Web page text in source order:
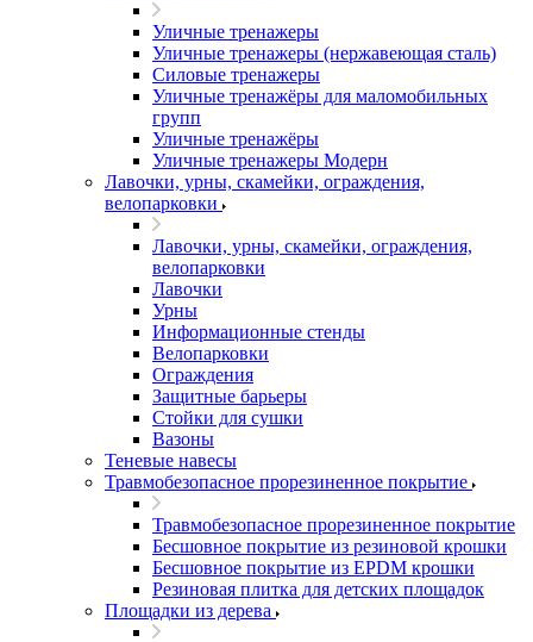
Уличные тренажеры
Уличные тренажеры (нержавеющая сталь)
Силовые тренажеры
Уличные тренажёры для маломобильных
групп
Уличные тренажёры
Уличные тренажеры Модерн
Лавочки, урны, скамейки, ограждения,
велопарковки
Лавочки, урны, скамейки, ограждения,
велопарковки
Лавочки
Урны
Информационные стенды
Велопарковки
Ограждения
Защитные барьеры
Стойки для сушки
Вазоны
Теневые навесы
Травмобезопасное прорезиненное покрытие
Травмобезопасное прорезиненное покрытие
Бесшовное покрытие из резиновой крошки
Бесшовное покрытие из EPDM крошки
Резиновая плитка для детских площадок
Площадки из дерева